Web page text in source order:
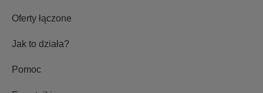
Oferty łączone
Jak to działa?
Pomoc